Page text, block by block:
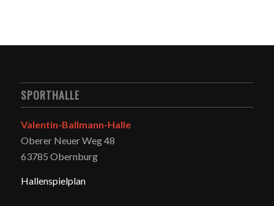
SPORTHALLE
Valentin-Ballmann-Halle
Oberer Neuer Weg 48
63785 Obernburg
Hallenspielplan